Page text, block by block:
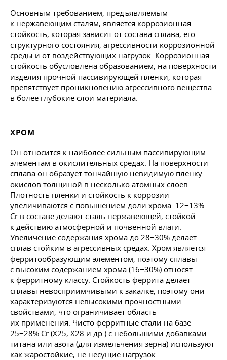
Основным требованием, предъявляемым
к нержавеющим сталям, является коррозионная
стойкость, которая зависит от состава сплава, его
структурного состояния, агрессивности коррозионной
среды и от воздействующих нагрузок. Коррозионная
стойкость обусловлена образованием, на поверхности
изделия прочной пассивирующей пленки, которая
препятствует проникновению агрессивного вещества
в более глубокие слои материала.
ХРОМ
Он относится к наиболее сильным пассивирующим
элементам в окислительных средах. На поверхности
сплава он образует тончайшую невидимую пленку
окислов толщиной в несколько атомных слоев.
Плотность пленки и стойкость к коррозии
увеличиваются с повышением доли хрома. 12−13%
Cr в составе делают сталь нержавеющей, стойкой
к действию атмосферной и почвенной влаги.
Увеличение содержания хрома до 28−30% делает
сплав стойким в агрессивных средах. Хром является
ферритообразующим элементом, поэтому сплавы
с высоким содержанием хрома (16−30%) относят
к ферритному классу. Стойкость феррита делает
сплавы невосприимчивыми к закалке, поэтому они
характеризуются невысокими прочностными
свойствами, что ограничивает область
их применения. Чисто ферритные стали на базе
25−28% Cr (Х25, Х28 и др.) с небольшими добавками
титана или азота (для измельчения зерна) используют
как жаростойкие, не несущие нагрузок.